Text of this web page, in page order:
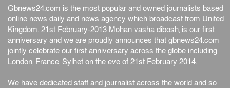
Gbnews24.com is the most popular and owned journalists based
online news daily and news agency which broadcast from United
Kingdom. 21st February-2013 Mohan vasha dibosh, is our first
anniversary and we are proudly announces that gbnews24.com
jointly celebrate our first anniversary across the globe including
London, France, Sylhet on the eve of 21st February 2014.
We have dedicated staff and journalist across the world and so